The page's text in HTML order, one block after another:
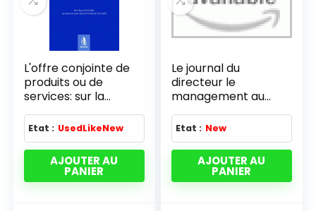
L'offre conjointe de
produits ou de
services: sur la
base du texte initial
d'Aimé De Caluwé
Etat : UsedLikeNew
AJOUTER AU
PANIER
Le journal du
directeur le
management au
quotidien
Etat : New
AJOUTER AU
PANIER